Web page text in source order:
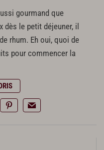
gourmand que
le petit déjeuner, il
rhum. Eh oui, quoi de
pour commencer la